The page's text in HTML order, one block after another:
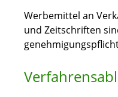
Werbemittel an
und Zeitschriften